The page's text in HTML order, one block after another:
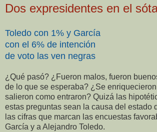
Dos expresidentes en el
Toledo con 1% y García
con el 6% de intención
de voto las ven negras
¿Qué pasó? ¿Fueron malos, fueron
de lo que se esperaba? ¿Se
salieron como entraron? Quizá las
estas preguntas sean la causa del estado
las cifras que marcan las encuestas
García y a Alejandro Toledo.